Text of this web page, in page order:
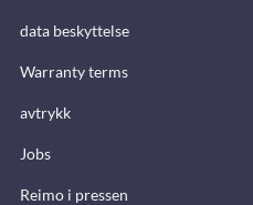
data beskyttelse
Warranty terms
avtrykk
Jobs
Reimo i pressen